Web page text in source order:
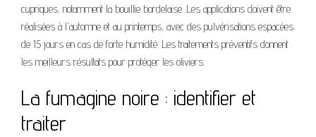
cupriques, notamment la bouillie bordelaise. Les applications doivent être
réalisées à l'automne et au printemps, avec des pulvérisations espacées
de 15 jours en cas de forte humidité. Les traitements préventifs donnent
les meilleurs résultats pour protéger les oliviers.
La fumagine noire : identifier et
traiter